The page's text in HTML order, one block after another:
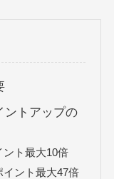
ントアップの
ト最大10倍
ント最大47倍